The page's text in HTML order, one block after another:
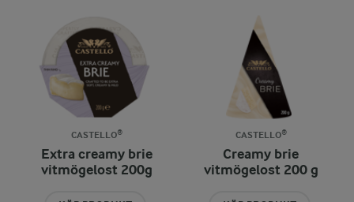
CASTELLO®
Extra creamy brie
vitmögelost 200g
CASTELLO®
Creamy brie
vitmögelost 200 g